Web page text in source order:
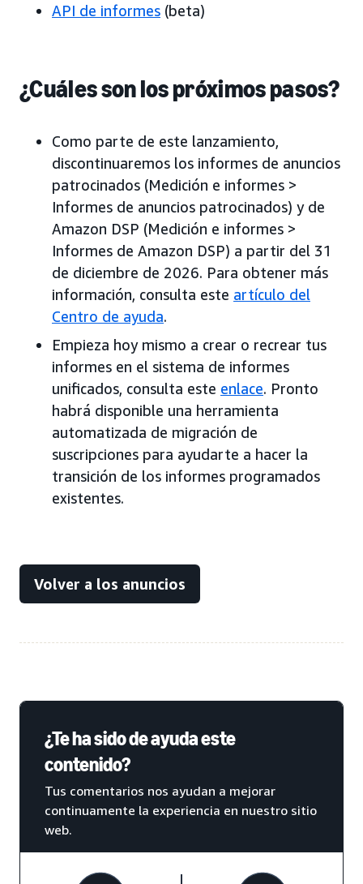
API de informes (beta)
¿Cuáles son los próximos pasos?
Como parte de este lanzamiento,
discontinuaremos los informes de anuncios
patrocinados (Medición e informes >
Informes de anuncios patrocinados) y de
Amazon DSP (Medición e informes >
Informes de Amazon DSP) a partir del 31
de diciembre de 2026. Para obtener más
información, consulta este artículo del
Centro de ayuda.
Empieza hoy mismo a crear o recrear tus
informes en el sistema de informes
unificados, consulta este enlace. Pronto
habrá disponible una herramienta
automatizada de migración de
suscripciones para ayudarte a hacer la
transición de los informes programados
existentes.
Volver a los anuncios
¿Te ha sido de ayuda este
contenido?
Tus comentarios nos ayudan a mejorar
continuamente la experiencia en nuestro sitio
web.